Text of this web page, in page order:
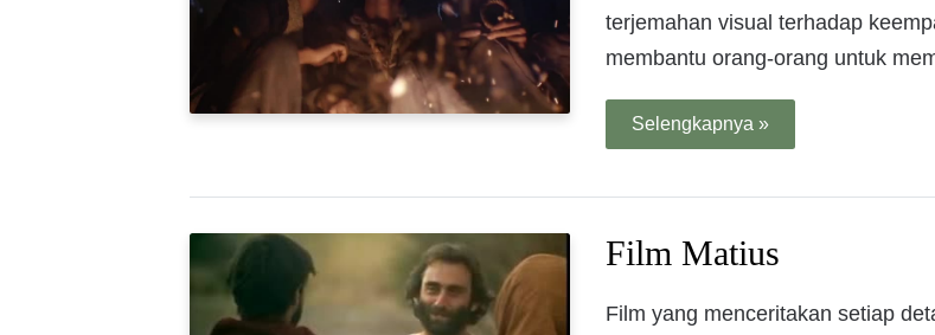
terjemahan visual terhadap
membantu orang-orang untuk
Selengkapnya »
Film Matius
Film yang menceritakan setiap